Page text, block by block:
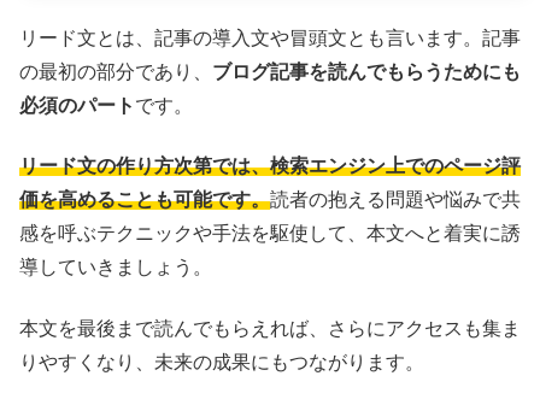
リード文とは、記事の導入文や冒頭文とも言います。記事
の最初の部分であり、 ブログ記事を読んでもらうためにも
必須のパート です。
リード文の作り方次第では、検索エンジン上でのページ評
価を高めることも可能です。読者の抱える問題や悩みで共
感を呼ぶテクニックや手法を駆使して、本文へと着実に誘
導していきましょう。
本文を最後まで読んでもらえれば、さらにアクセスも集ま
りやすくなり、未来の成果にもつながります。